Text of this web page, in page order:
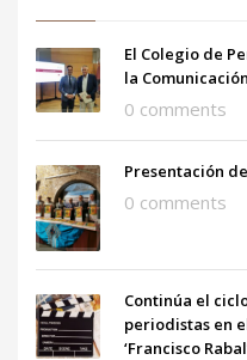
El Colegio de
la
0 comments
Presentación
0 comments
Continúa el
periodistas en
‘Francisco